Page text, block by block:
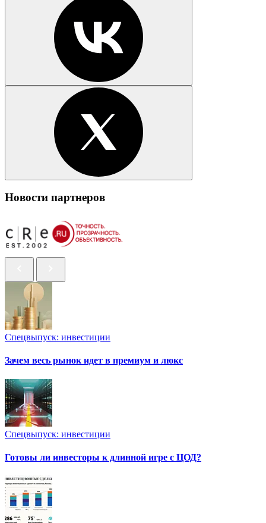
Новости партнеров
Спецвыпуск: инвестиции
Зачем весь рынок идет в премиум и люкс
Спецвыпуск: инвестиции
Готовы ли инвесторы к длинной игре с ЦОД?